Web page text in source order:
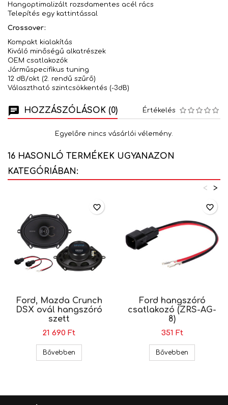
Hangoptimalizált rozsdamentes acél rács
Telepítés egy kattintással
Crossover:
Kompakt kialakítás
Kiváló minőségű alkatrészek
OEM csatlakozók
Járműspecifikus tuning
12 dB/okt (2. rendű szűrő)
Választható szintcsökkentés (-3dB)
HOZZÁSZÓLÁSOK (0) Értékelés
Egyelőre nincs vásárlói vélemény.
16 HASONLÓ TERMÉKEK UGYANAZON
KATEGÓRIÁBAN:
>
<
Ford, Mazda Crunch
DSX ovál hangszóró
szett
21 690 Ft
Bővebben Ford, Mazda Crunch DSX ovál hangszóró szett
favorite_border
Ford hangszóró
csatlakozó (ZRS-AG-
8)
351 Ft
Bővebben
favorite_border